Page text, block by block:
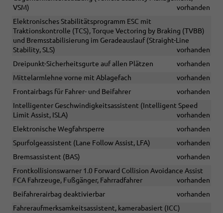
VSM)
vorhanden
Elektronisches Stabilitätsprogramm ESC mit
Traktionskontrolle (TCS), Torque Vectoring by Braking (TVBB)
und Bremsstabilisierung im Geradeauslauf (Straight-Line
Stability, SLS)
vorhanden
Dreipunkt-Sicherheitsgurte auf allen Plätzen
vorhanden
Mittelarmlehne vorne mit Ablagefach
vorhanden
Frontairbags für Fahrer- und Beifahrer
vorhanden
Intelligenter Geschwindigkeitsassistent (Intelligent Speed
Limit Assist, ISLA)
vorhanden
Elektronische Wegfahrsperre
vorhanden
Spurfolgeassistent (Lane Follow Assist, LFA)
vorhanden
Bremsassistent (BAS)
vorhanden
Frontkollisionswarner 1.0 Forward Collision Avoidance Assist
FCA Fahrzeuge, Fußgänger, Fahrradfahrer
vorhanden
Beifahrerairbag deaktivierbar
vorhanden
Fahreraufmerksamkeitsassistent, kamerabasiert (ICC)